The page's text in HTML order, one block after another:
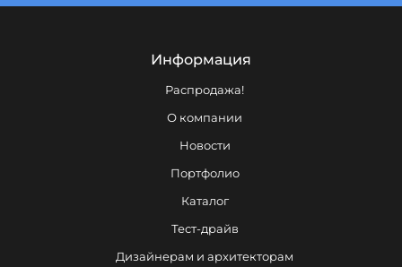
Информация
Распродажа!
О компании
Новости
Портфолио
Каталог
Тест-драйв
Дизайнерам и архитекторам